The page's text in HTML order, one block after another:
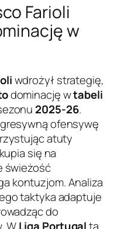
Farioli
w
wdrożył strategię,
dominację wtabeli
2025-26.
ofensywę
atuty
się na
świeżość
kontuzjom. Analiza
taktyka adaptuje
do
WLiga Portugalta